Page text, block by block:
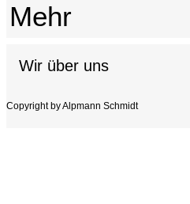
Mehr
Wir über uns
Copyright by Alpmann Schmidt